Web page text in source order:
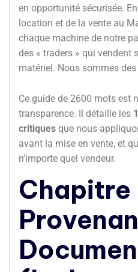
en opportunité sécurisée.
location et de la vente au
chaque machine de notre
des « traders » qui vendent
matériel. Nous sommes
Ce guide de 2600 mots est
transparence. Il détaille les
critiques que nous
avant la mise en vente, et
n’importe quel vendeur.
Chapitre